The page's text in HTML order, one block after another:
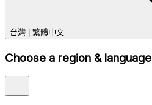
台灣 繁體中文
Choose a region & language